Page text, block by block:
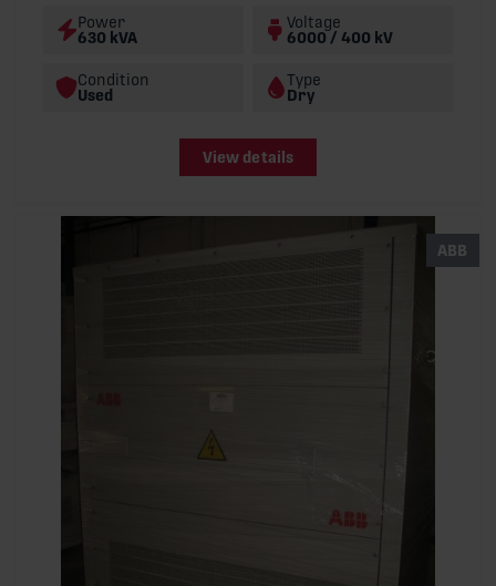
Power
630 kVA
Voltage
6000 / 400 kV
Condition
Used
Type
Dry
View details
ABB